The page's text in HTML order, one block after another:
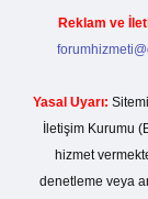
Reklam ve
Yasal Uyarı:
İletişim Kurumu
hizmet
denetleme veya